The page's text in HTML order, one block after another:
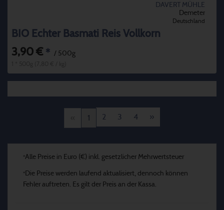
DAVERT MÜHLE
Demeter
Deutschland
BIO Echter Basmati Reis Vollkorn
3,90 € * / 500g
1 2 3 4 »
*Alle Preise in Euro (€) inkl. gesetzlicher Mehrwertsteuer
* Die Preise werden laufend aktualisiert, dennoch können
Fehler auftreten. Es gilt der Preis an der Kassa.